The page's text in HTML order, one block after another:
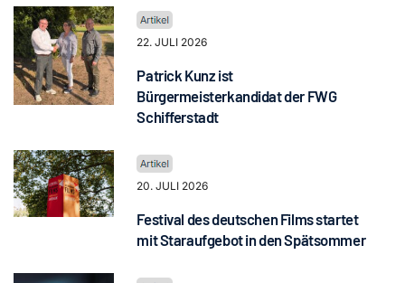
22. JULI 2026
Patrick Kunz ist
Bürgermeisterkandidat der FWG
Schifferstadt
20. JULI 2026
Festival des deutschen Films startet
mit Staraufgebot in den Spätsommer